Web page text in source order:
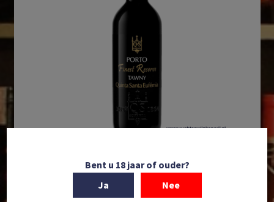
In winkelmand
Quinta de Santa Eufemia | Finest Reserve Tawny
Bent u 18 jaar of ouder?
Ja
Nee